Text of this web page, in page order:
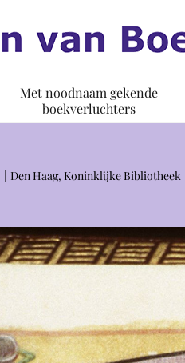
Met noodnaam gekende
boekverluchters
Den Haag, Koninklijke Bibliotheek